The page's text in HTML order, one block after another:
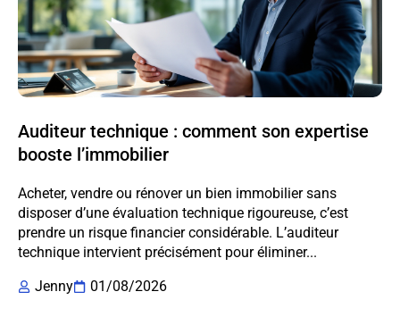
Auditeur technique : comment son expertise
booste l’immobilier
Acheter, vendre ou rénover un bien immobilier sans
disposer d’une évaluation technique rigoureuse, c’est
prendre un risque financier considérable. L’auditeur
technique intervient précisément pour éliminer...
Jenny
01/08/2026